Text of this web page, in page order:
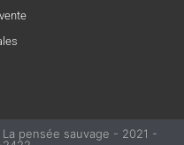
pensée sauvage - 2021 -